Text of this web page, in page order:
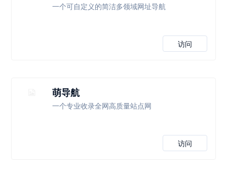
一个可自定义的简洁多领域网址导航
访问
萌导航
一个专业收录全网高质量站点网
访问